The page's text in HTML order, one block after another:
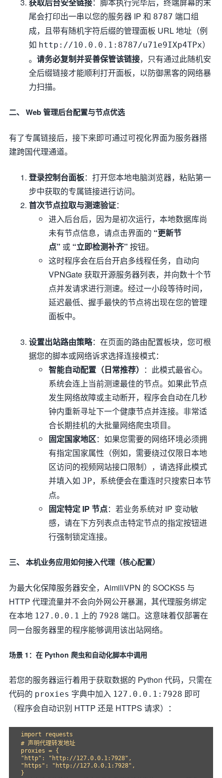
尾会打印出一串以您的服务器 IP 和 8787 端口组
成，且带有随机字符后缀的管理面板 URL 地址（例
如 http://10.0.0.1:8787/u71e9IXp4TPx）
。 请务必复制并妥善保管该链接，只有通过此随机安
全后缀链接才能顺利打开面板，以防御黑客的网络暴
力扫描。
二、 Web 管理后台配置与节点优选
有了专属链接后，接下来即可通过可视化界面为服务器搭
建跨国代理通道。
登录控制台面板：打开您本地电脑浏览器，粘贴第一
步中获取的专属链接进行访问。
首次节点拉取与测速验证：
进入后台后，因为是初次运行，本地数据库尚
未有节点信息，请点击界面的 “更新节
点” 或 “立即检测补齐” 按钮。
这时程序会在后台开启多线程任务，自动向
VPNGate 获取开源服务器列表，并向数十个节
点并发请求进行测速。经过一小段等待时间，
延迟最低、握手最快的节点将出现在您的管理
面板中。
设置出站路由策略：在页面的路由配置板块，您可根
据您的脚本或网络诉求选择连接模式：
智能自动配置（日常推荐） ：此模式最省心。
系统会连上当前测速最佳的节点。如果此节点
发生网络故障或主动断开，程序会自动在几秒
钟内重新寻址下一个健康节点并连接。非常适
合长期挂机的大批量网络爬虫项目。
固定国家地区：如果您需要的网络环境必须拥
有指定国家属性（例如，需要绕过仅限日本地
区访问的视频网站接口限制），请选择此模式
并填入如 JP，系统便会在重连时只搜索日本节
点。
固定特定 IP 节点：若业务系统对 IP 变动敏
感，请在下方列表点击特定节点的指定按钮进
行强制锁定连接。
三、 本机业务应用如何接入代理（核心配置）
为最大化保障服务器安全，AimiliVPN 的 SOCKS5 与
HTTP 代理流量并不会向外网公开暴漏，其代理服务绑定
在本地 127.0.0.1 上的 7928 端口。这意味着仅部署在
同一台服务器里的程序能够调用该出站网络。
场景 1：在 Python 爬虫和自动化脚本中调用
若您的服务器运行着用于获取数据的 Python 代码，只需在
代码的 proxies 字典中加入 127.0.0.1:7928 即可
（程序会自动识别 HTTP 还是 HTTPS 请求）：
import requests
# 声明代理转发地址
proxies = {
"http": "http://127.0.0.1:7928",
"https": "http://127.0.0.1:7928",
}